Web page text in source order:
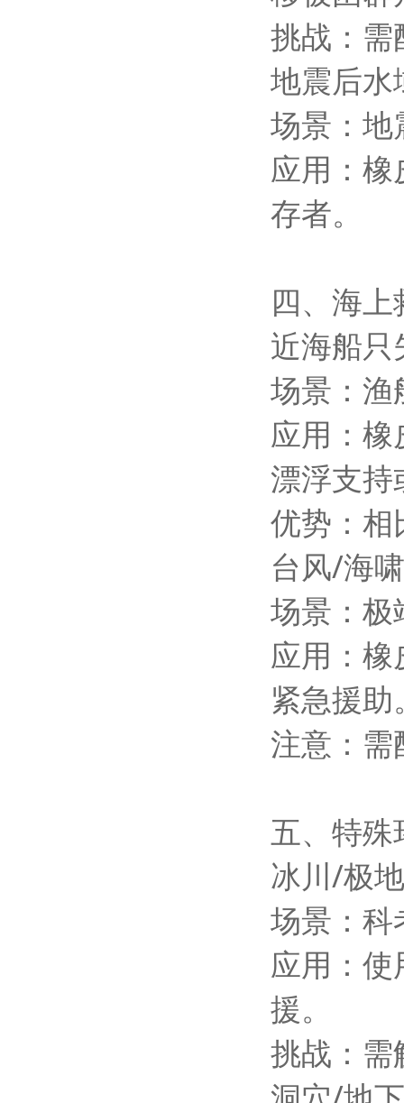
挑战：需
地震后水
场景：地
应用：
存者。
四、海上
近海船
场景：渔
应用：
漂浮支
优势：相
台风/海
场景：极
应用：
紧急援助
注意：
五、特殊
冰川/极
场景：科
应用：
援。
挑战：需